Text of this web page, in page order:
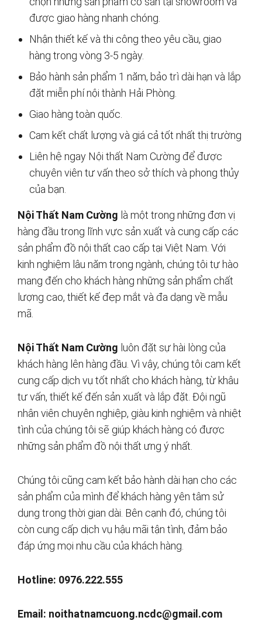
được giao hàng nhanh chóng.
Nhận thiết kế và thi công theo yêu cầu, giao
hàng trong vòng 3-5 ngày.
Bảo hành sản phẩm 1 năm, bảo trì dài hạn và lắp
đặt miễn phí nội thành Hải Phòng.
Giao hàng toàn quốc.
Cam kết chất lượng và giá cả tốt nhất thị trường
Liên hệ ngay Nội thất Nam Cường để được
chuyên viên tư vấn theo sở thích và phong thủy
của bạn.
Nội Thất Nam Cường là một trong những đơn vị
hàng đầu trong lĩnh vực sản xuất và cung cấp các
sản phẩm đồ nội thất cao cấp tại Việt Nam. Với
kinh nghiệm lâu năm trong ngành, chúng tôi tự hào
mang đến cho khách hàng những sản phẩm chất
lượng cao, thiết kế đẹp mắt và đa dạng về mẫu
mã.
Nội Thất Nam Cường luôn đặt sự hài lòng của
khách hàng lên hàng đầu. Vì vậy, chúng tôi cam kết
cung cấp dịch vụ tốt nhất cho khách hàng, từ khâu
tư vấn, thiết kế đến sản xuất và lắp đặt. Đội ngũ
nhân viên chuyên nghiệp, giàu kinh nghiệm và nhiệt
tình của chúng tôi sẽ giúp khách hàng có được
những sản phẩm đồ nội thất ưng ý nhất.
Chúng tôi cũng cam kết bảo hành dài hạn cho các
sản phẩm của mình để khách hàng yên tâm sử
dụng trong thời gian dài. Bên cạnh đó, chúng tôi
còn cung cấp dịch vụ hậu mãi tận tình, đảm bảo
đáp ứng mọi nhu cầu của khách hàng.
Hotline: 0976.222.555
Email: noithatnamcuong.ncdc@gmail.com